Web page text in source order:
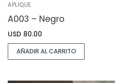
APLIQUE
A003 – Negro
USD 80.00
AÑADIR AL CARRITO